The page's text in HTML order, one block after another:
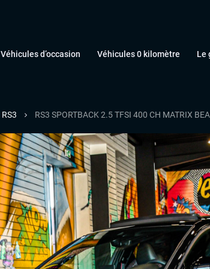
Véhicules d’occasion Véhicules 0 kilomètre Le
RS3 RS3 SPORTBACK 2.5 TFSI 400 CH MATRIX